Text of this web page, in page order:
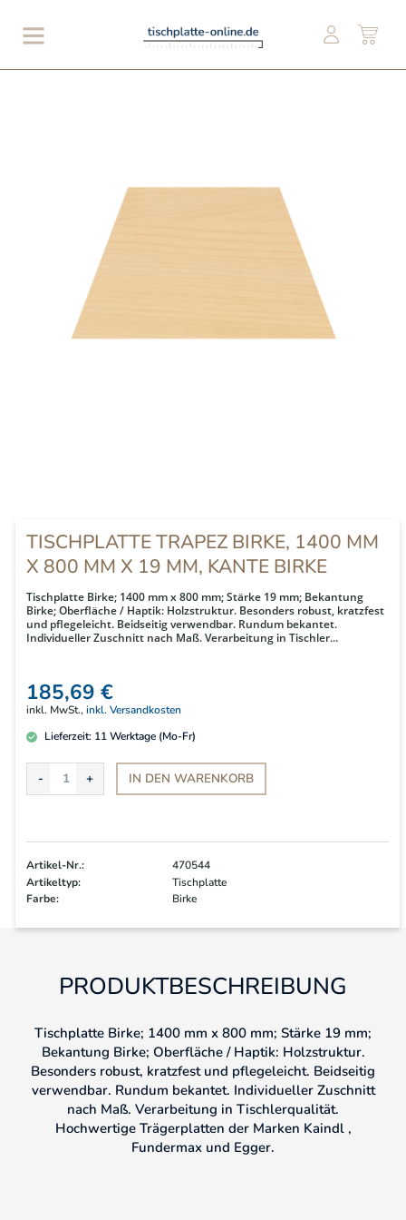
TISCHPLATTE TRAPEZ BIRKE, 1400 MM
X 800 MM X 19 MM, KANTE BIRKE
Tischplatte Birke; 1400 mm x 800 mm; Stärke 19 mm; Bekantung
Birke; Oberfläche / Haptik: Holzstruktur. Besonders robust, kratzfest
und pflegeleicht. Beidseitig verwendbar. Rundum bekantet.
Individueller Zuschnitt nach Maß. Verarbeitung in Tischler...
185,69 €
inkl. MwSt.,inkl. Versandkosten
Lieferzeit: 11Werktage (Mo-Fr)
IN DEN WARENKORB
Artikel-Nr.:
470544
Artikeltyp:
Tischplatte
Farbe:
Birke
PRODUKTBESCHREIBUNG
Tischplatte Birke; 1400 mm x 800 mm; Stärke 19 mm;
Bekantung Birke; Oberfläche / Haptik: Holzstruktur.
Besonders robust, kratzfest und pflegeleicht. Beidseitig
verwendbar. Rundum bekantet. Individueller Zuschnitt
nach Maß. Verarbeitung in Tischlerqualität.
Hochwertige Trägerplatten der Marken Kaindl ,
Fundermax und Egger.